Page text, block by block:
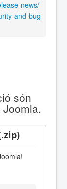
news/
and-bug
són
Joomla.